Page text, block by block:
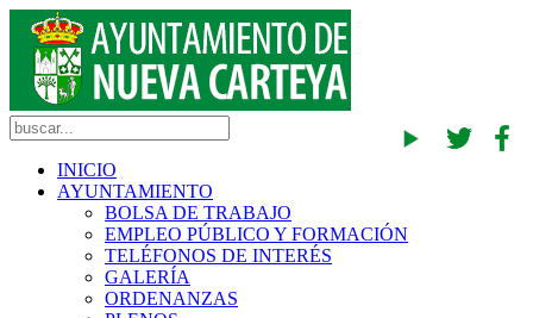
INICIO
AYUNTAMIENTO
BOLSA DE TRABAJO
EMPLEO PÚBLICO Y FORMACIÓN
TELÉFONOS DE INTERÉS
GALERÍA
ORDENANZAS